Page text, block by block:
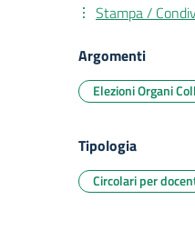
Stampa /
Argomenti
Elezioni Organi
Tipologia
Circolari per